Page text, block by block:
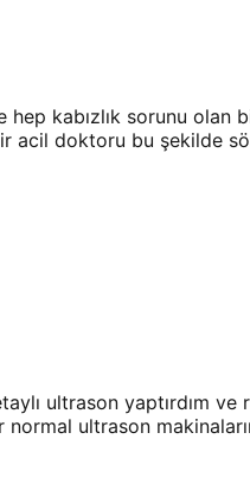
kabızlık sorunu
acil doktoru bu şekilde
ultrason yaptırdım
ultrason